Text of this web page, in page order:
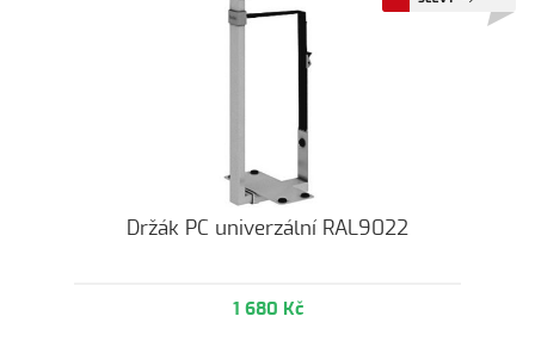
Držák PC univerzální RAL9022
1 680 Kč